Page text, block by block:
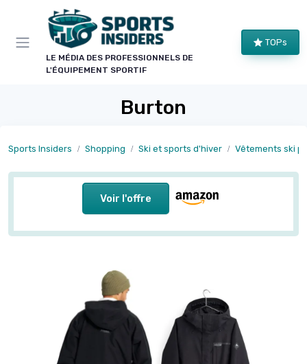
LE MÉDIA DES PROFESSIONNELS DE
L'ÉQUIPEMENT SPORTIF
TOPs
Burton
Sports Insiders Shopping Ski et sports d'hiver Vêtements ski
Voir l'offre
Panneau de gestion des cookies